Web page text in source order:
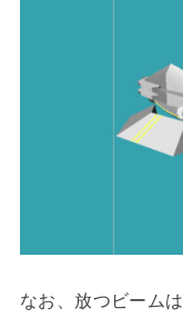
なお、放つビーム